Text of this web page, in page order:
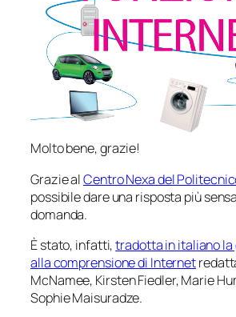
Molto bene, grazie!
Grazie alCentro Nexa del
possibile dare una risposta più
domanda.
È stato, infatti,tradotta in italiano la
alla comprensione di Internet
McNamee, Kirsten Fiedler, Marie
Sophie Maisuradze.